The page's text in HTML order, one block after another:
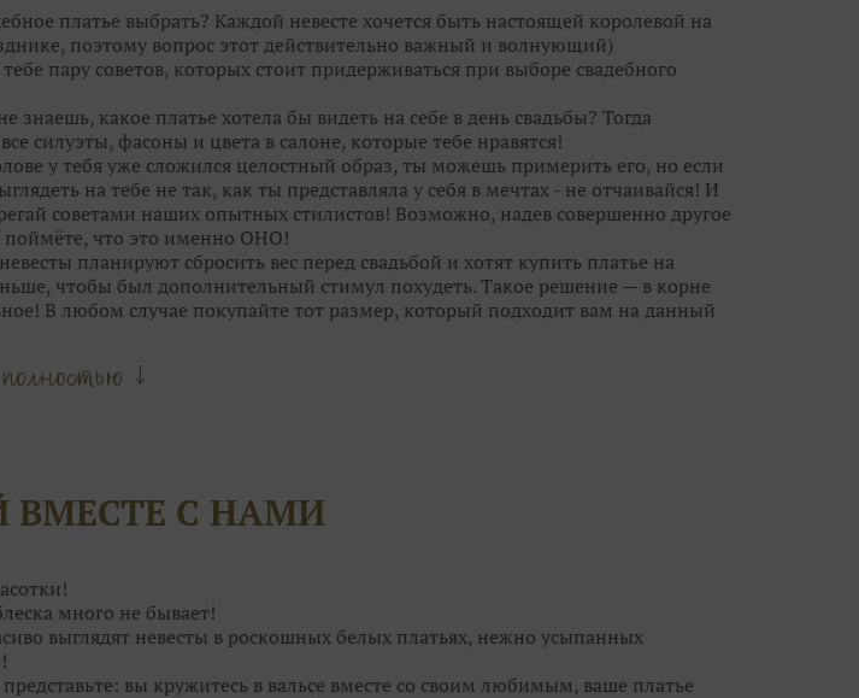
платье выбрать? Каждой невесте хочется быть настоящей королевой на
поэтому вопрос этот действительно важный и волнующий)
пару советов, которых стоит придерживаться при выборе свадебного
знаешь, какое платье хотела бы видеть на себе в день свадьбы? Тогда
силуэты, фасоны и цвета в салоне, которые тебе нравятся!
у тебя уже сложился целостный образ, ты можешь примерить его, но если
на тебе не так, как ты представляла у себя в мечтах - не отчаивайся! И
советами наших опытных стилистов! Возможно, надев совершенно другое
поймёте, что это именно ОНО!
планируют сбросить вес перед свадьбой и хотят купить платье на
чтобы был дополнительный стимул похудеть. Такое решение — в корне
В любом случае покупайте тот размер, который подходит вам на данный
посадка. Если платье вдруг станет великовато, ушить его куда проще, чем
корсет со шнуровкой и вовсе решит все проблемы небольшого «плюса» или
его среди десятков других, каждое из которых по-своему
↓
ВМЕСТЕ С НАМИ
много не бывает!
выглядят невесты в роскошных белых платьях, нежно усыпанных
вы кружитесь в вальсе вместе со своим любимым, ваше платье